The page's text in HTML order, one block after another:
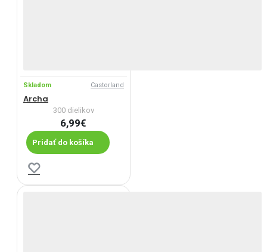
Skladom Castorland
Archa
300 dielikov
6,99€
Pridať do košíka